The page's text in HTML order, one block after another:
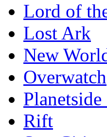
Lord of
Lost Ark
New
Overwatch
Planetside
Rift